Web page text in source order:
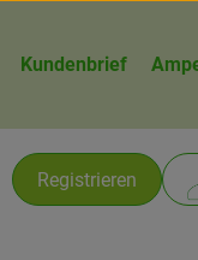
Kundenbrief
Registrieren